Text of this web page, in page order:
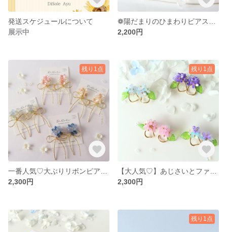
発送スケジュールについて
展示中
2,200円
残り1点
2,300円
残り1点
2,300円
残り1点